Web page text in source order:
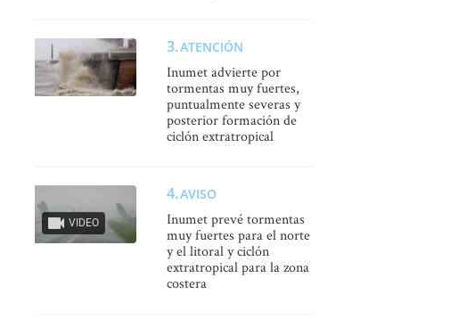
ATENCIÓN
Inumet advierte por
tormentas muy fuertes,
puntualmente severas y
posterior formación de
ciclón extratropical
VIDEO
AVISO
Inumet prevé tormentas
muy fuertes para el norte
y el litoral y ciclón
extratropical para la zona
costera